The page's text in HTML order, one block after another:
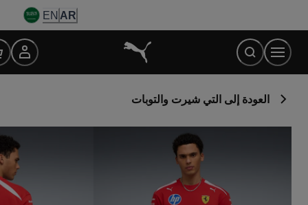
Content
AR
EN
العودة إلى التي شيرت والتوبات